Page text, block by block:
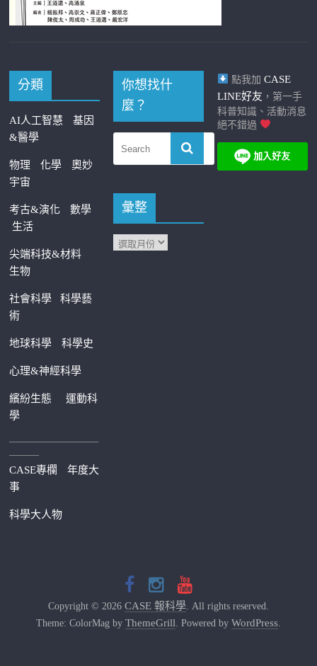
分類
AI人工智慧
基因
&醫學
物理 化學
奧妙
宇宙
考古&演化
數學
生活
尖端科技&材料
生物
社會科學科學藝
術
地球科學 科學史
心理&神經科學
繽紛生態運動科
學
—————————
———
CASE專欄
年度大
事
科學大人物
你想找什
麼？
彙整
點我加 CASE
LINE好友 ，第一手
科普知識、活動消息
絕不錯過
Copyright © 2026 CASE 報科學. All rights reserved.
Theme: ColorMag by ThemeGrill. Powered by WordPress.